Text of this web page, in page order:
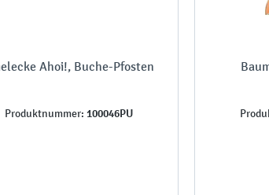
Ahoi!, Buche-Pfosten
Produktnummer: 100046PU